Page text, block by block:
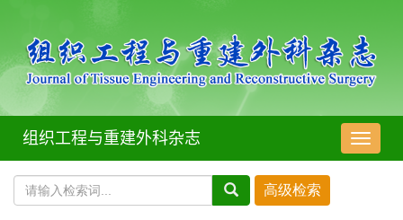
导
航
组织工程与重建外科杂志